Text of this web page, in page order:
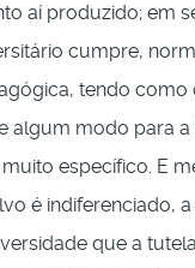
aí produzido; em
cumpre,
tendo como
algum modo para
específico. E
é indiferenciado, a
que a